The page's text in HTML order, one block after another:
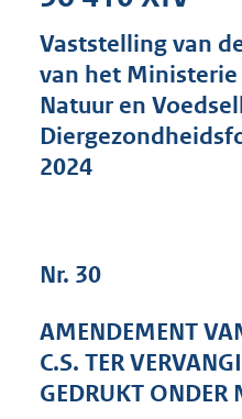
Vaststelling van
van het Ministerie
Natuur en
2024
Nr. 30
AMENDEMENT
C.S. TER
GEDRUKT ONDER